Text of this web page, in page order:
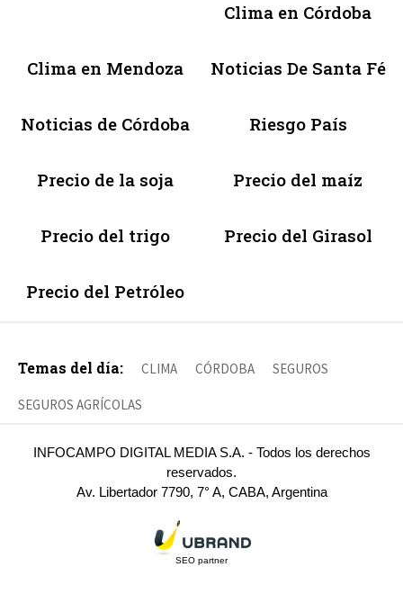
Clima en Córdoba
Clima en Mendoza Noticias De Santa Fé
Noticias de Córdoba Riesgo País
Precio de la soja Precio del maíz
Precio del trigo Precio del Girasol
Precio del Petróleo
Temas del día: CLIMA CÓRDOBA SEGUROS
SEGUROS AGRÍCOLAS
INFOCAMPO DIGITAL MEDIA S.A. - Todos los derechos
reservados.
Av. Libertador 7790, 7° A, CABA, Argentina
SEO partner